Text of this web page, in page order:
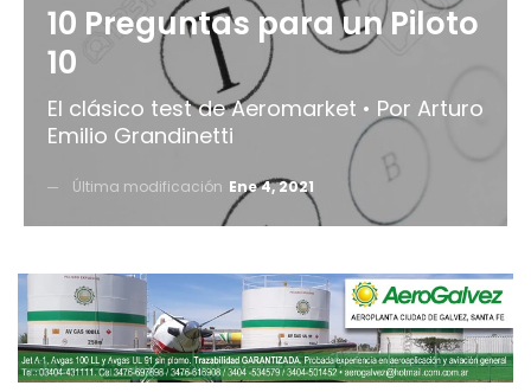
10 Preguntas para un Piloto
10
El clásico test de Aeromarket • Por Arturo
Emilio Grandinetti
Última modificación Ene 4, 2021